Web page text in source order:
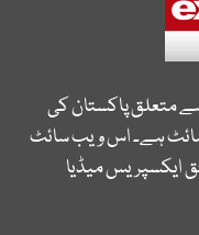
متعلق پاکستان کی
ہے۔ اس ویب سائٹ
ایکسپریس میڈیا